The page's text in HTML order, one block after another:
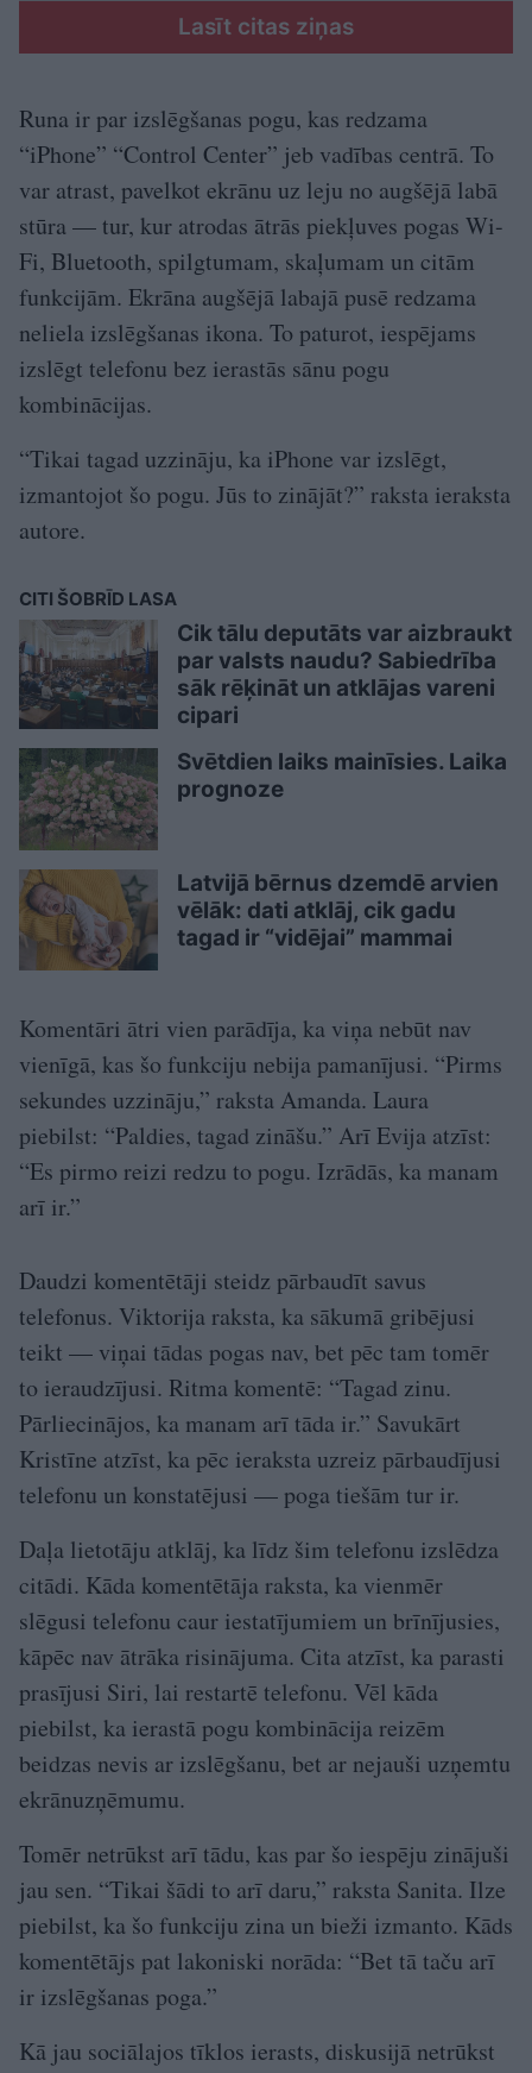
Lasīt citas ziņas
Runa ir par izslēgšanas pogu, kas redzama
“iPhone” “Control Center” jeb vadības centrā. To
var atrast, pavelkot ekrānu uz leju no augšējā labā
stūra — tur, kur atrodas ātrās piekļuves pogas Wi-
Fi, Bluetooth, spilgtumam, skaļumam un citām
funkcijām. Ekrāna augšējā labajā pusē redzama
neliela izslēgšanas ikona. To paturot, iespējams
izslēgt telefonu bez ierastās sānu pogu
kombinācijas.
“Tikai tagad uzzināju, ka iPhone var izslēgt,
izmantojot šo pogu. Jūs to zinājāt?” raksta ieraksta
autore.
CITI ŠOBRĪD LASA
Cik tālu deputāts var aizbraukt
par valsts naudu? Sabiedrība
sāk rēķināt un atklājas vareni
cipari
Svētdien laiks mainīsies. Laika
prognoze
Latvijā bērnus dzemdē arvien
vēlāk: dati atklāj, cik gadu
tagad ir “vidējai” mammai
Komentāri ātri vien parādīja, ka viņa nebūt nav
vienīgā, kas šo funkciju nebija pamanījusi. “Pirms
sekundes uzzināju,” raksta Amanda. Laura
piebilst: “Paldies, tagad zināšu.” Arī Evija atzīst:
“Es pirmo reizi redzu to pogu. Izrādās, ka manam
arī ir.”
Daudzi komentētāji steidz pārbaudīt savus
telefonus. Viktorija raksta, ka sākumā gribējusi
teikt — viņai tādas pogas nav, bet pēc tam tomēr
to ieraudzījusi. Ritma komentē: “Tagad zinu.
Pārliecinājos, ka manam arī tāda ir.” Savukārt
Kristīne atzīst, ka pēc ieraksta uzreiz pārbaudījusi
telefonu un konstatējusi — poga tiešām tur ir.
Daļa lietotāju atklāj, ka līdz šim telefonu izslēdza
citādi. Kāda komentētāja raksta, ka vienmēr
slēgusi telefonu caur iestatījumiem un brīnījusies,
kāpēc nav ātrāka risinājuma. Cita atzīst, ka parasti
prasījusi Siri, lai restartē telefonu. Vēl kāda
piebilst, ka ierastā pogu kombinācija reizēm
beidzas nevis ar izslēgšanu, bet ar nejauši uzņemtu
ekrānuzņēmumu.
Tomēr netrūkst arī tādu, kas par šo iespēju zinājuši
jau sen. “Tikai šādi to arī daru,” raksta Sanita. Ilze
piebilst, ka šo funkciju zina un bieži izmanto. Kāds
komentētājs pat lakoniski norāda: “Bet tā taču arī
ir izslēgšanas poga.”
Kā jau sociālajos tīklos ierasts, diskusijā netrūkst